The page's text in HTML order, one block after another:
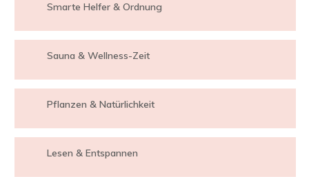
Smarte Helfer & Ordnung
Sauna & Wellness-Zeit
Pflanzen & Natürlichkeit
Lesen & Entspannen